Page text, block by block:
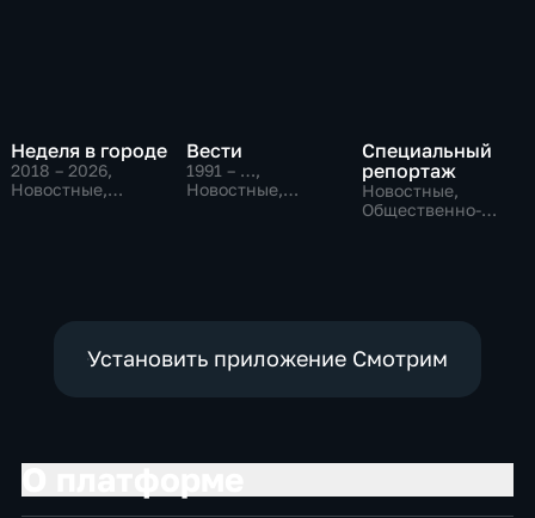
Неделя в городе
2018 – 2026,
Новостные,
Вести
1991 – …,
Новостные,
Специальный
репортаж
Новостные,
Общественно-
Установить приложение Смотрим